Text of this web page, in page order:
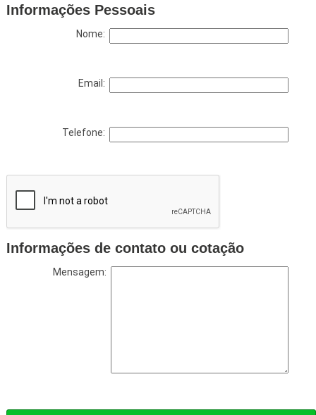
Informações Pessoais
Nome:
Email:
Telefone:
Informações de contato ou cotação
Mensagem: